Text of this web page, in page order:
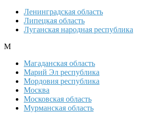
Ленинградская область
Липецкая область
Луганская народная республика
М
Магаданская область
Марий Эл республика
Мордовия республика
Москва
Московская область
Мурманская область